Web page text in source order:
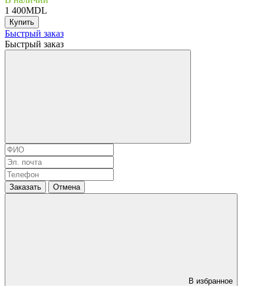
1 400MDL
Купить
Быстрый заказ
Быстрый заказ
Заказать Отмена
В избранное